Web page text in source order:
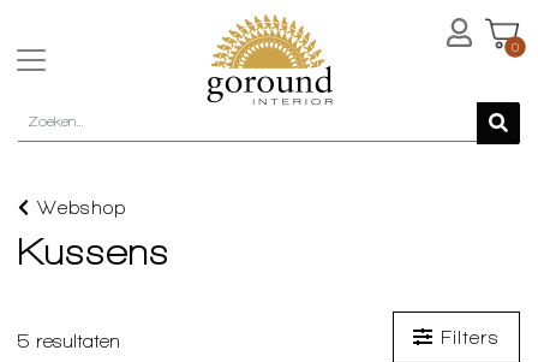
0
Webshop
Kussens
5 resultaten Filters